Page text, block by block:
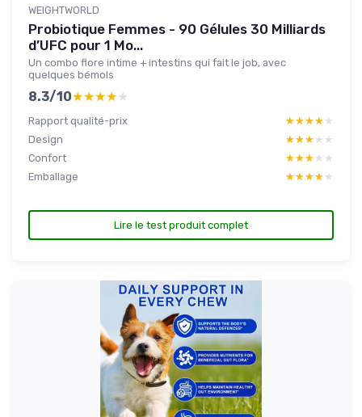
WEIGHTWORLD
Probiotique Femmes - 90 Gélules 30 Milliards
d’UFC pour 1 Mo...
Un combo flore intime + intestins qui fait le job, avec
quelques bémols
8.3/10★★★★★
★★★★★
Rapport qualité-prix ★★★★★
★★★★★
Design
★★★★★
★★★★★
Confort
★★★★★
★★★★★
Emballage
★★★★★
★★★★★
Lire le test produit complet